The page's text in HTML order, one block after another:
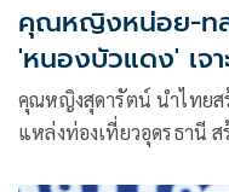
คุณหญิงหน่อย-ท
'หนองบัวแดง' เจ
คุณหญิงสุดารัตน์ นำไทยส
แหล่งท่องเที่ยวอุดรธานี